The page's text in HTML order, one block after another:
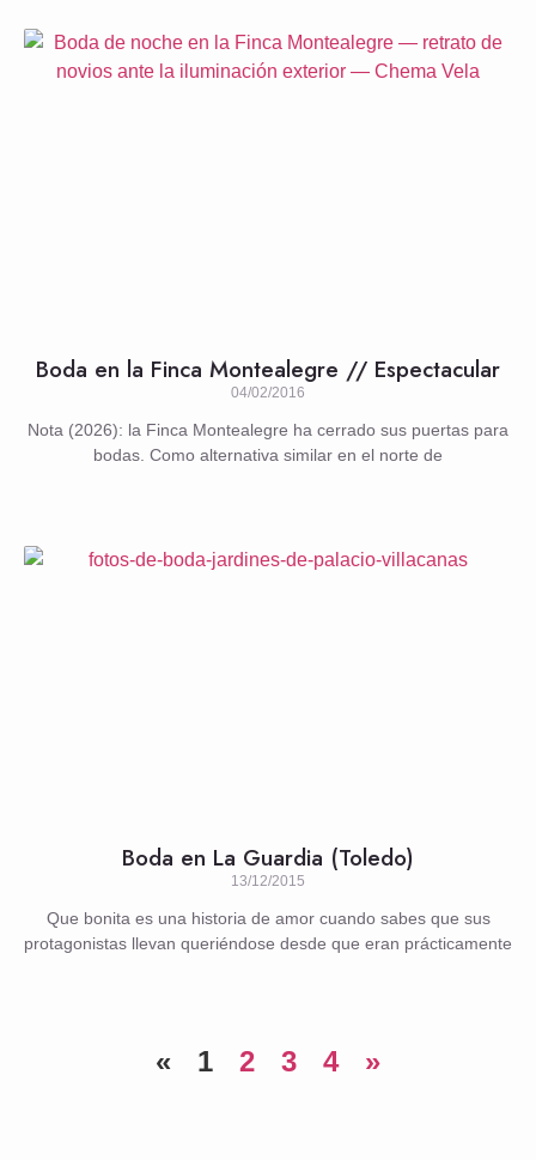
Boda en la Finca Montealegre // Espectacular
04/02/2016
Nota (2026): la Finca Montealegre ha cerrado sus puertas para
bodas. Como alternativa similar en el norte de
Boda en La Guardia (Toledo)
13/12/2015
Que bonita es una historia de amor cuando sabes que sus
protagonistas llevan queriéndose desde que eran prácticamente
« 1 2 3 4 »